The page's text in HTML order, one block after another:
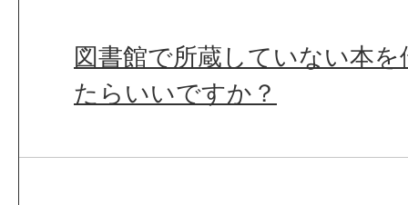
図書館で所蔵していない本
たらいいですか？